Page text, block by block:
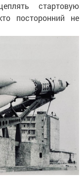
стартовую
посторонний не